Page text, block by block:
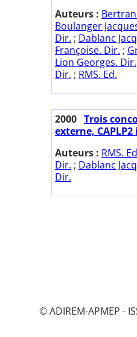
Auteurs :
Boulanger
Dir. ; Dablanc
Françoise. Dir. ;
Lion Georges. Dir.
Dir. ; RMS. Ed.
2000 Trois
externe,
Auteurs : RMS.
Dir. ; Dablanc
Dir.
© ADIREM-APMEP -